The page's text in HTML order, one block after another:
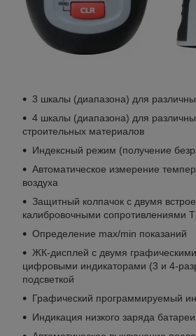
3 шкалы (диапазона) для
4 шкалы (диапазона) для
строительных материалов
Индексный режим (получение
Автоматическое измерение
воздуха
Защитный колпачок с двумя
калибровочными сопротивлениями
Определение max/min показаний
ЖК-дисплей с двумя
цифровыми индикаторами (3 и 4-
подсветкой
Графический программируемый
Индикация низкого заряда батареи